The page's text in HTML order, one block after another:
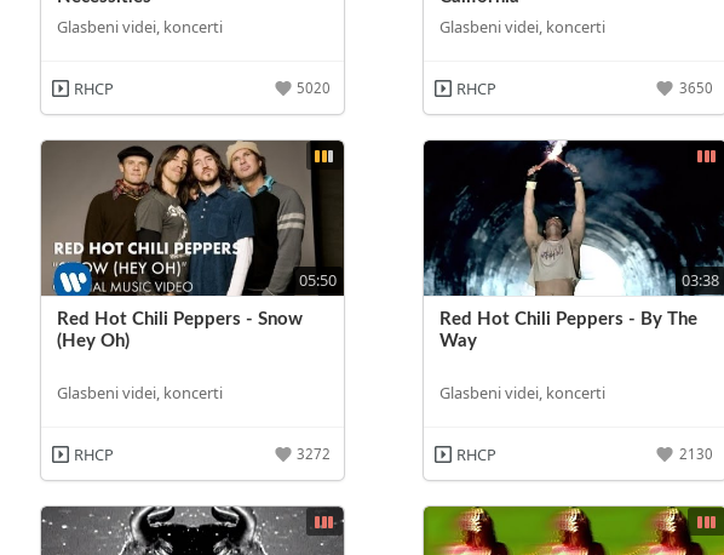
Glasbeni videi, koncerti
RHCP 5020
Glasbeni videi, koncerti
RHCP 3650
05:50
Red Hot Chili Peppers - Snow
(Hey Oh)
Glasbeni videi, koncerti
RHCP 3272
03:38
Red Hot Chili Peppers - By The
Way
Glasbeni videi, koncerti
RHCP 2130